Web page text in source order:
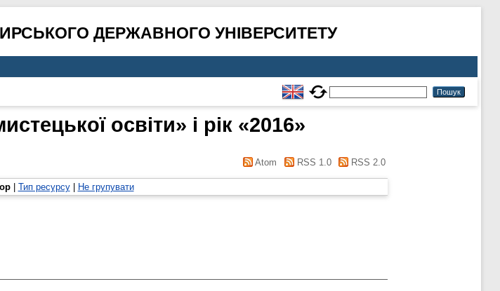
ДЕРЖАВНОГО УНІВЕРСИТЕТУ
освіти» і рік «2016»
Atom RSS 1.0 RSS 2.0
| Тип ресурсу| Не групувати